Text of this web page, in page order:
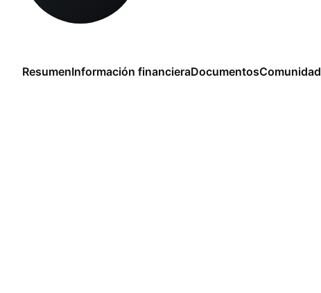
ResumenInformación financieraDocumentosComunidad